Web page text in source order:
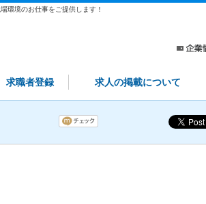
環境のお仕事をご提供します！
求職者登録 求人の掲載について